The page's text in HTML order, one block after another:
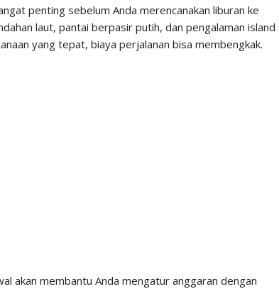
penting sebelum Anda merencanakan liburan ke
laut, pantai berpasir putih, dan pengalaman island
yang tepat, biaya perjalanan bisa membengkak.
akan membantu Anda mengatur anggaran dengan